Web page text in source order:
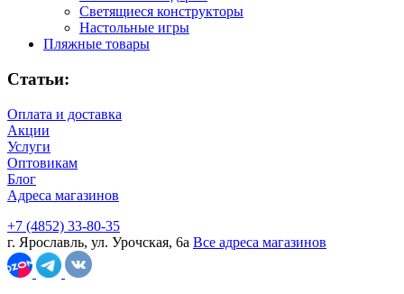
Светящиеся конструкторы
Настольные игры
Пляжные товары
Статьи:
Оплата и доставка
Акции
Услуги
Оптовикам
Блог
Адреса магазинов
+7 (4852) 33-80-35
г. Ярославль, ул. Урочская, 6а Все адреса магазинов